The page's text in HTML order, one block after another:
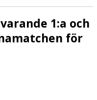
1:a och
för